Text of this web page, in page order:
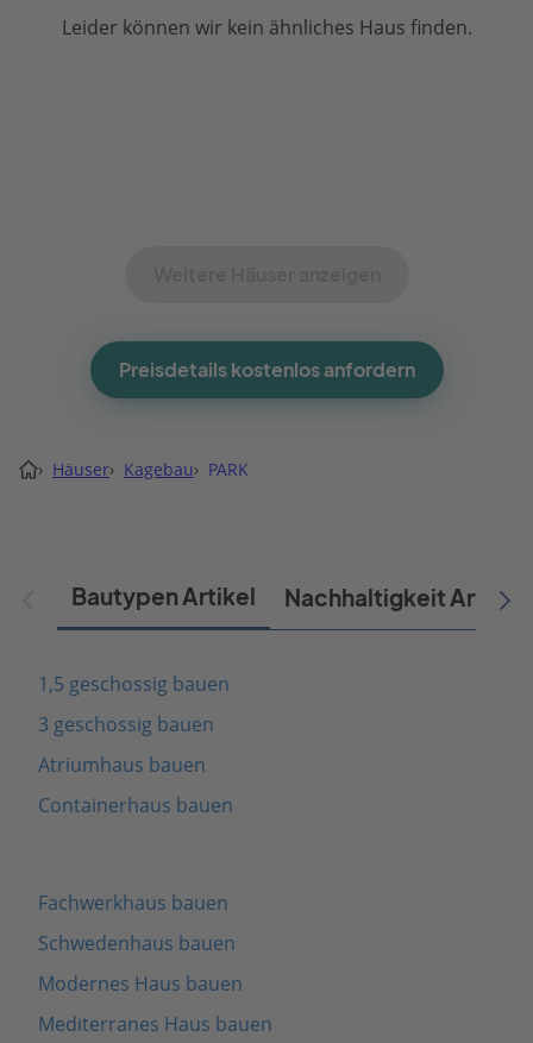
Leider können wir kein ähnliches Haus finden.
Preisdetails kostenlos anfordern
› Häuser› Kagebau› PARK
Bautypen Artikel Nachhaltigkeit Artikel
1,5 geschossig bauen
3 geschossig bauen
Atriumhaus bauen
Containerhaus bauen
Fachwerkhaus bauen
Schwedenhaus bauen
Modernes Haus bauen
Mediterranes Haus bauen